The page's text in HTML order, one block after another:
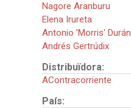
Nagore Aranburu
Elena Irureta
Antonio 'Morris' Durán
Andrés Gertrúdix
Distribuïdora:
AContracorriente
País: